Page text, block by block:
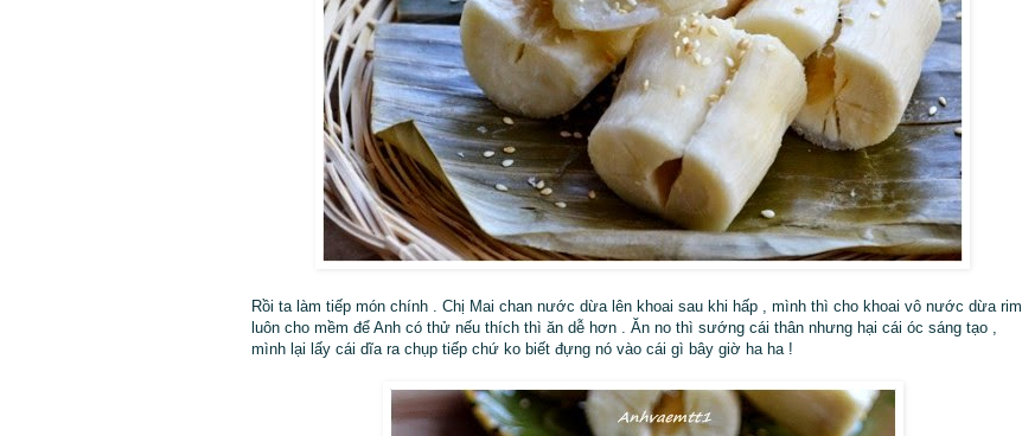
Rồi ta làm tiếp món chính . Chị Mai chan nước dừa lên khoai sau khi hấp , mình thì cho khoai vô nước dừa rim
luôn cho mềm để Anh có thử nếu thích thì ăn dễ hơn . Ăn no thì sướng cái thân nhưng hại cái óc sáng tạo ,
mình lại lấy cái dĩa ra chụp tiếp chứ ko biết đựng nó vào cái gì bây giờ ha ha !